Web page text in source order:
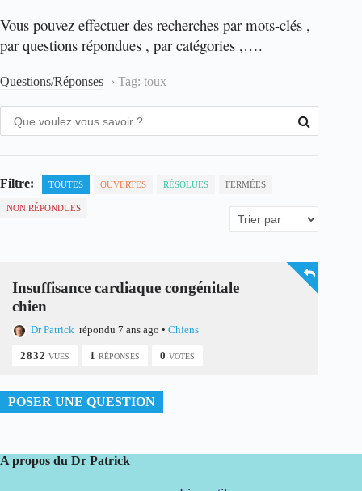
Vous pouvez effectuer des recherches par mots-clés ,
par questions répondues , par catégories ,….
Questions/Réponses › Tag: toux
Filtre: TOUTES OUVERTES RÉSOLUES FERMÉES
NON RÉPONDUES
Insuffisance cardiaque congénitale
chien
Dr Patrick répondu 7 ans ago • Chiens
2832 VUES 1 RÉPONSES 0 VOTES
POSER UNE QUESTION
A propos du Dr Patrick